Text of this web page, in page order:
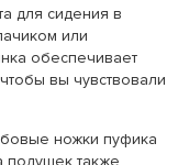
для сидения в
или
обеспечивает
вы чувствовали
ножки пуфика
подушек также